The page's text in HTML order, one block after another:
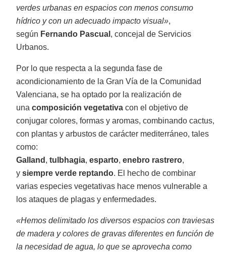
verdes urbanas en espacios con menos consumo
hídrico y con un adecuado impacto visual»,
según Fernando Pascual , concejal de Servicios
Urbanos.
Por lo que respecta a la segunda fase de
acondicionamiento de la Gran Vía de la Comunidad
Valenciana, se ha optado por la realización de
unacomposición vegetativa con el objetivo de
conjugar colores, formas y aromas, combinando cactus,
con plantas y arbustos de carácter mediterráneo, tales
como:
Galland ,tulbhagia,esparto,enebro rastrero,
ysiempre verde reptando. El hecho de combinar
varias especies vegetativas hace menos vulnerable a
los ataques de plagas y enfermedades.
«Hemos delimitado los diversos espacios con traviesas
de madera y colores de gravas diferentes en función de
la necesidad de agua, lo que se aprovecha como